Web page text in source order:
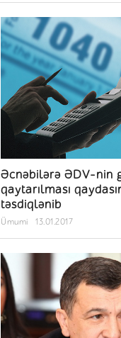
Əcnəbilərə ƏDV-nin
qaytarılması
təsdiqlənib
Ümumi 13.01.2017